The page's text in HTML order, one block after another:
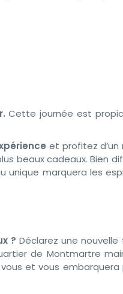
Cette journée est
et profitez
beaux cadeaux. Bien
marquera les
? Déclarez une
de Montmartre
et vous